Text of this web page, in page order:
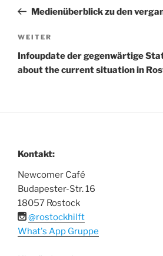
Beitrag
Medienüberblick zu den
Nächster
Beitrag
WEITER
Infoupdate der gegenwärtige
about the current situation in
Kontakt:
Newcomer Café
Budapester-Str. 16
18057 Rostock
@rostockhilft
What's App Gruppe